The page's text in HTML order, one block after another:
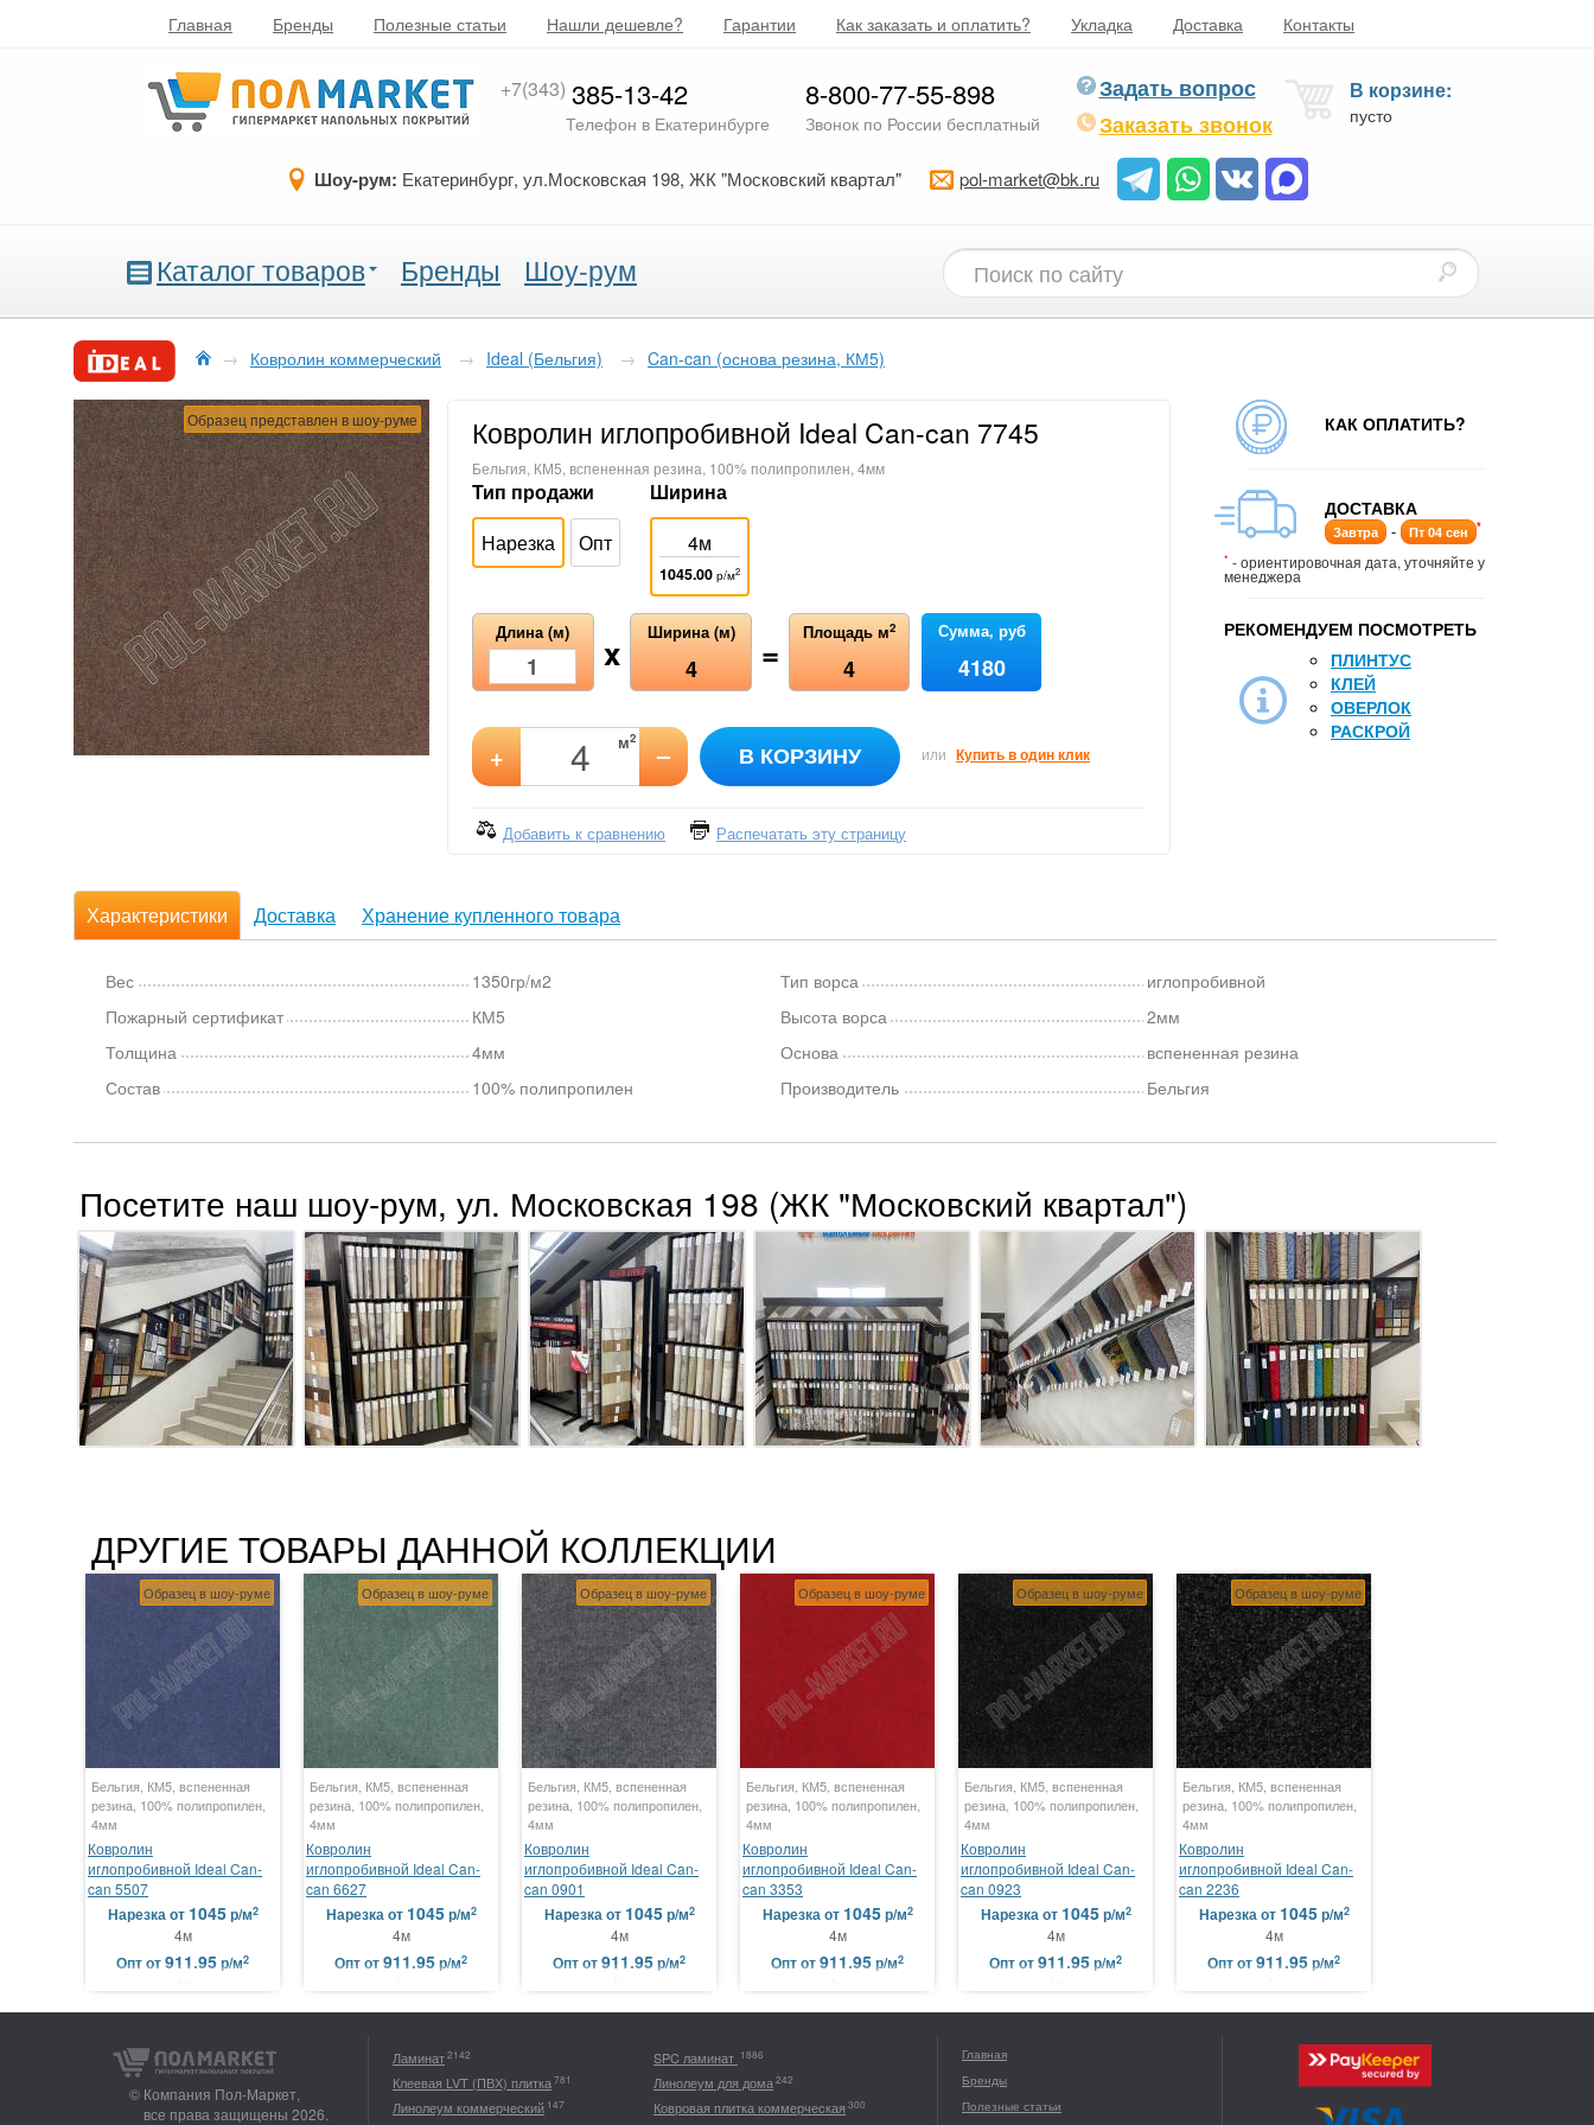
Главная Бренды Полезные статьи Нашли дешевле? Гарантии Как заказать и оплатить? Укладка Доставка Контакты
+7(343) 385-13-42
Телефон в Екатеринбурге
8-800-77-55-898
Звонок по России бесплатный
Задать вопрос
Заказать звонок
В корзине:
пусто
Шоу-рум: Екатеринбург, ул.Московская 198, ЖК "Московский квартал" pol-market@bk.ru
Каталог товаров Бренды Шоу-рум
→ Ковролин коммерческий → Ideal (Бельгия) → Can-can (основа резина, КМ5)
Образец представлен в шоу-руме Ковролин иглопробивной Ideal Can-can 7745
Бельгия, КМ5, вспененная резина, 100% полипропилен, 4мм
Тип продажи
Нарезка
Опт
Ширина
4м
1045.00 р/м2
Длина (м) x Ширина (м)
4 = Площадь м2
4
Сумма, руб
4180
+ м2 – В КОРЗИНУ или Купить в один клик
Добавить к сравнению Распечатать эту страницу
КАК ОПЛАТИТЬ?
ДОСТАВКА
Завтра - Пт 04 сен *
* - ориентировочная дата, уточняйте у
менеджера
РЕКОМЕНДУЕМ ПОСМОТРЕТЬ
ПЛИНТУС
КЛЕЙ
ОВЕРЛОК
РАСКРОЙ
Характеристики Доставка Хранение купленного товара
Вес
1350гр/м2
Пожарный сертификат
КМ5
Толщина
4мм
Состав
100% полипропилен
Тип ворса
иглопробивной
Высота ворса
2мм
Основа
вспененная резина
Производитель
Бельгия
Посетите наш шоу-рум, ул. Московская 198 (ЖК "Московский квартал")
ДРУГИЕ ТОВАРЫ ДАННОЙ КОЛЛЕКЦИИ
Образец в шоу-руме
Бельгия, КМ5, вспененная
резина, 100% полипропилен,
4мм
Ковролин
иглопробивной Ideal Can-
can 5507
Нарезкаот 1045р/м2
4м
Оптот911.95р/м2
Образец в шоу-руме
Бельгия, КМ5, вспененная
резина, 100% полипропилен,
4мм
Ковролин
иглопробивной Ideal Can-
can 6627
Нарезкаот 1045р/м2
4м
Оптот911.95р/м2
Образец в шоу-руме
Бельгия, КМ5, вспененная
резина, 100% полипропилен,
4мм
Ковролин
иглопробивной Ideal Can-
can 0901
Нарезкаот 1045р/м2
4м
Оптот911.95р/м2
Образец в шоу-руме
Бельгия, КМ5, вспененная
резина, 100% полипропилен,
4мм
Ковролин
иглопробивной Ideal Can-
can 3353
Нарезкаот 1045р/м2
4м
Оптот911.95р/м2
Образец в шоу-руме
Бельгия, КМ5, вспененная
резина, 100% полипропилен,
4мм
Ковролин
иглопробивной Ideal Can-
can 0923
Нарезкаот 1045р/м2
4м
Оптот911.95р/м2
Образец в шоу-руме
Бельгия, КМ5, вспененная
резина, 100% полипропилен,
4мм
Ковролин
иглопробивной Ideal Can-
can 2236
Нарезкаот 1045р/м2
4м
Оптот911.95р/м2
© Компания Пол-Маркет,
все права защищены 2026.
Ламинат2142 SPC ламинат 1886
Клеевая LVT (ПВХ) плитка781 Линолеум для дома242
Линолеум коммерческий 147 Ковровая плитка коммерческая 300
Главная
Бренды
Полезные статьи